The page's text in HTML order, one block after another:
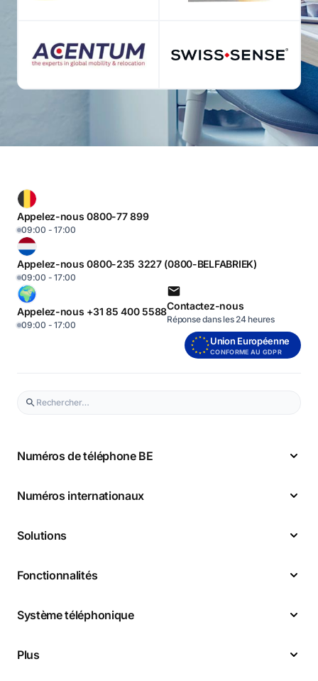
Appelez-nous 0800-77 899
09:00 - 17:00
Appelez-nous 0800-235 3227 (0800-BELFABRIEK)
09:00 - 17:00
Appelez-nous +31 85 400 5588
09:00 - 17:00
Contactez-nous
Réponse dans les 24 heures
Union Européenne
CONFORME AU GDPR
Numéros de téléphone BE
Numéros internationaux
Solutions
Fonctionnalités
Système téléphonique
Plus